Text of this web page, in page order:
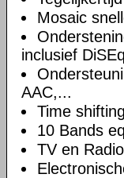
Mosaic
inclusief
AAC,...
Time
10 Bands
TV en